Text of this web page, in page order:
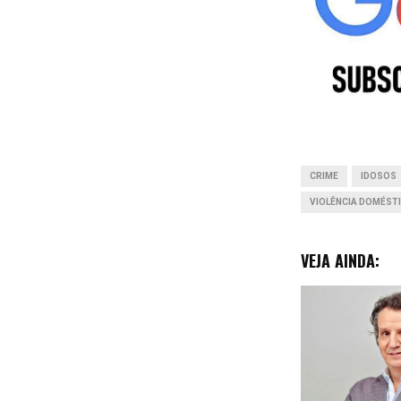
b
o
CRIME IDOSOS
VIOLÊNCIA
VEJA AINDA: